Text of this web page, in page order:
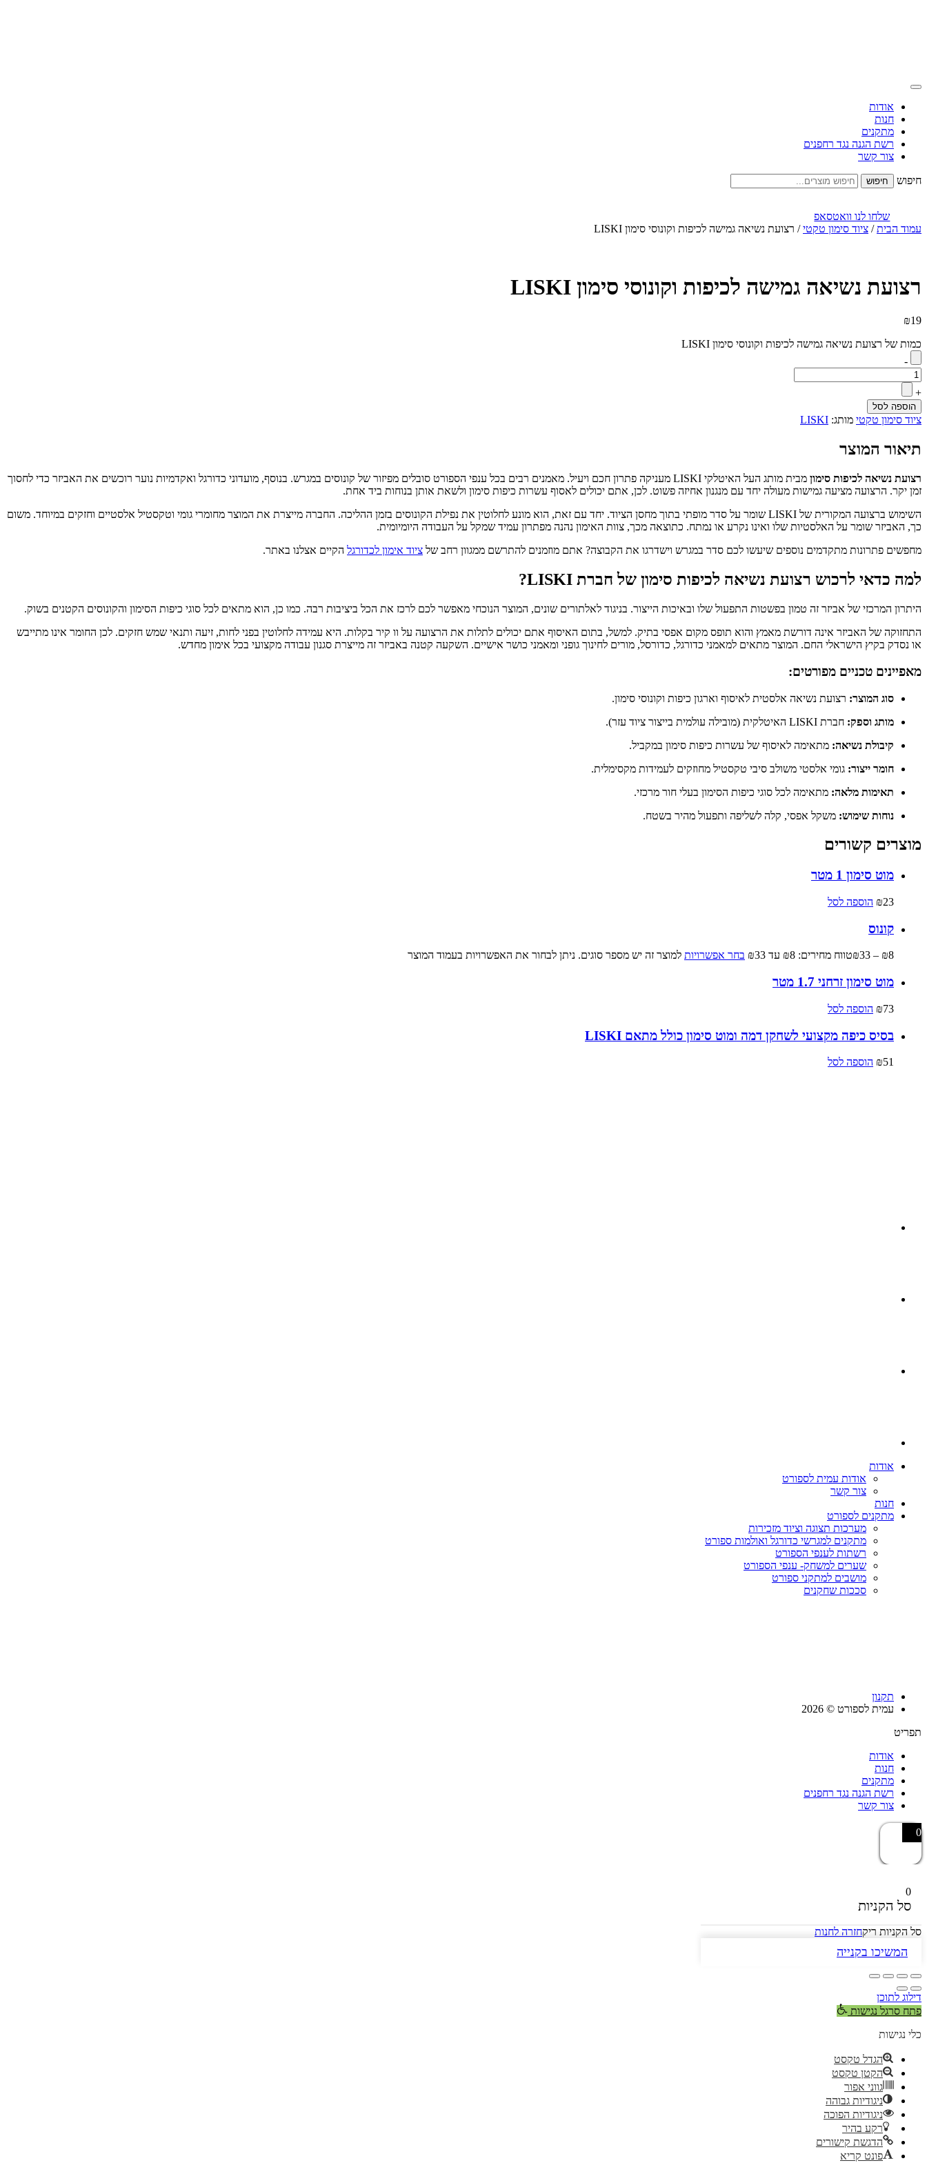
אודות
חנות
מתקנים
רשת הגנה נגד רחפנים
צור קשר
חיפוש
שלחו לנו וואטסאפ
עמוד הבית/ ציוד סימון טקטי/ רצועת נשיאה גמישה לכיפות וקונוסי סימון LISKI
רצועת נשיאה גמישה לכיפות וקונוסי סימון LISKI
₪19
כמות של רצועת נשיאה גמישה לכיפות וקונוסי סימון LISKI
-
+
הוספה לסל
ציוד סימון טקטי מותג: LISKI
תיאור המוצר
רצועת נשיאה לכיפות סימון
מבית מותג העל האיטלקי LISKI מעניקה פתרון חכם ויעיל. מאמנים רבים בכל ענפי הספורט סובלים מפיזור של קונוסים במגרש. בנוסף, מועדוני כדורגל ואקדמיות נוער רוכשים את האביזר כדי לחסוך
זמן יקר. הרצועה מציעה גמישות מעולה יחד עם מנגנון אחיזה פשוט. לכן, אתם יכולים לאסוף עשרות כיפות סימון ולשאת אותן בנוחות ביד אחת.
השימוש ברצועה המקורית של LISKI שומר על סדר מופתי בתוך מחסן הציוד. יחד עם זאת, הוא מונע לחלוטין את נפילת הקונוסים בזמן ההליכה. החברה מייצרת את המוצר מחומרי גומי וטקסטיל אלסטיים וחזקים במיוחד. משום
כך, האביזר שומר על האלסטיות שלו ואינו נקרע או נמתח. כתוצאה מכך, צוות האימון נהנה מפתרון עמיד שמקל על העבודה היומיומית.
מחפשים פתרונות מתקדמים נוספים שיעשו לכם סדר במגרש וישדרגו את הקבוצה? אתם מוזמנים להתרשם ממגוון רחב של ציוד אימון לכדורגל הקיים אצלנו באתר.
למה כדאי לרכוש רצועת נשיאה לכיפות סימון של חברת LISKI?
היתרון המרכזי של אביזר זה טמון בפשטות התפעול שלו ובאיכות הייצור. בניגוד לאלתורים שונים, המוצר הנוכחי מאפשר לכם לרכז את הכל ביציבות רבה. כמו כן, הוא מתאים לכל סוגי כיפות הסימון והקונוסים הקטנים בשוק.
התחזוקה של האביזר אינה דורשת מאמץ והוא תופס מקום אפסי בתיק. למשל, בתום האיסוף אתם יכולים לתלות את הרצועה על וו קיר בקלות. היא עמידה לחלוטין בפני לחות, זיעה ותנאי שמש חזקים. לכן החומר אינו מתייבש
או נסדק בקיץ הישראלי החם. המוצר מתאים למאמני כדורגל, כדורסל, מורים לחינוך גופני ומאמני כושר אישיים. השקעה קטנה באביזר זה מייצרת סגנון עבודה מקצועי בכל אימון מחדש.
מאפיינים טכניים מפורטים:
סוג המוצר: רצועת נשיאה אלסטית לאיסוף וארגון כיפות וקונוסי סימון.
מותג וספק: חברת LISKI האיטלקית (מובילה עולמית בייצור ציוד עזר).
קיבולת נשיאה: מתאימה לאיסוף של עשרות כיפות סימון במקביל.
חומר ייצור: גומי אלסטי משולב סיבי טקסטיל מחוזקים לעמידות מקסימלית.
תאימות מלאה: מתאימה לכל סוגי כיפות הסימון בעלי חור מרכזי.
נוחות שימוש: משקל אפסי, קלה לשליפה ותפעול מהיר בשטח.
מוצרים קשורים
מוט סימון 1 מטר
₪23 הוספה לסל
קונוס
₪8
–
₪33 טווח מחירים: ⁦₪8⁩ עד ⁦₪33⁩ בחר אפשרויות למוצר זה יש מספר סוגים. ניתן לבחור את האפשרויות בעמוד המוצר
מוט סימון זרחני 1.7 מטר
₪73 הוספה לסל
בסיס כיפה מקצועי לשחקן דמה ומוט סימון כולל מתאם LISKI
₪51 הוספה לסל
אודות
אודות עמית לספורט
צור קשר
חנות
מתקנים לספורט
מערכות תצוגה וציוד מזכירות
מתקנים למגרשי כדורגל ואולמות ספורט
רשתות לענפי הספורט
שערים למשחק- ענפי הספורט
מושבים למתקני ספורט
סככות שחקנים
תקנון
עמית לספורט © 2026
תפריט
אודות
חנות
מתקנים
רשת הגנה נגד רחפנים
צור קשר
0
0
סל הקניות
סל הקניות ריקחזרה לחנות
המשיכו בקנייה
דילוג לתוכן
פתח סרגל נגישות
כלי נגישות
הגדל טקסט
הקטן טקסט
גווני אפור
ניגודיות גבוהה
ניגודיות הפוכה
רקע בהיר
הדגשת קישורים
פונט קריא